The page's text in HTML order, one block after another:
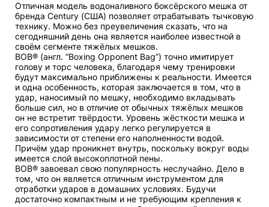
Отличная модель водоналивного боксёрского мешка от
бренда Century (США) позволяет отрабатывать тычковую
технику. Можно без преувеличения сказать, что на
сегодняшний день она является наиболее известной в
своём сегменте тяжёлых мешков.
BOB® (англ. “Boxing Opponent Bag”) точно имитирует
голову и торс человека, благодаря чему тренировки
будут максимально приближены к реальности. Имеется
и одна особенность, которая заключается в том, что в
удар, наносимый по мешку, необходимо вкладывать
больше сил, но в отличие от обычных тяжёлых мешков
он не встретит твёрдости. Уровень жёсткости мешка и
его сопротивления удару легко регулируется в
зависимости от степени его наполненности водой.
Причём удар проникнет внутрь, поскольку вокруг воды
имеется слой высокоплотной пены.
BOB® завоевал свою популярность неслучайно. Дело в
том, что он является отличным инструментом для
отработки ударов в домашних условиях. Будучи
достаточно компактным и не требующим крепления к